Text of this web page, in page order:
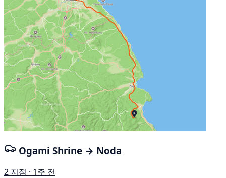
Ogami Shrine → Noda
2 지점 · 1주 전